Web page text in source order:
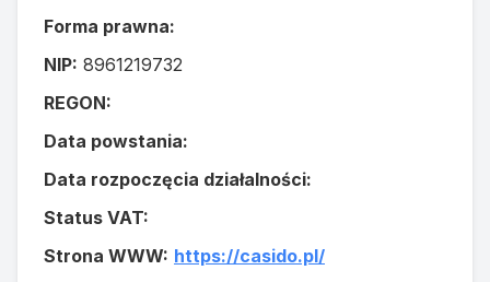
Forma prawna:
NIP: 8961219732
REGON:
Data powstania:
Data rozpoczęcia działalności:
Status VAT:
Strona WWW: https://casido.pl/